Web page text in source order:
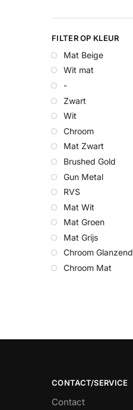
FILTER OP KLEUR
Mat Beige
Wit mat
-
Zwart
Wit
Chroom
Mat Zwart
Brushed Gold
Gun Metal
RVS
Mat Wit
Mat Groen
Mat Grijs
Chroom Glanzend
Chroom Mat
CONTACT/SERVICE
Contact